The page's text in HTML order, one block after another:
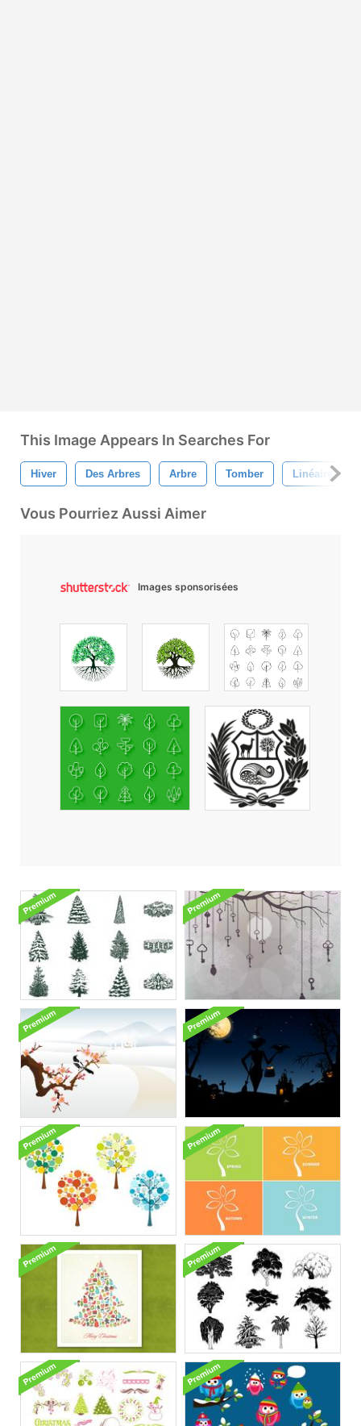
This Image Appears In Searches For
Hiver Des Arbres Arbre Tomber Linéaire
Vous Pourriez Aussi Aimer
Images sponsorisées